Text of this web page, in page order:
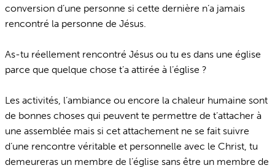
conversion d’une personne si cette dernière n’a jamais
rencontré la personne de Jésus.
As-tu réellement rencontré Jésus ou tu es dans une église
parce que quelque chose t’a attirée à l’église ?
Les activités, l’ambiance ou encore la chaleur humaine sont
de bonnes choses qui peuvent te permettre de t’attacher à
une assemblée mais si cet attachement ne se fait suivre
d’une rencontre véritable et personnelle avec le Christ, tu
demeureras un membre de l’église sans être un membre de